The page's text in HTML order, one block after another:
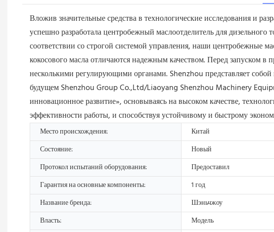
Вложив значительные средства в технологические исследования и
успешно разработала центробежный маслоотделитель для
соответствии со строгой системой управления, наши центробежные
кокосового масла отличаются надежным качеством. Перед запуском
несколькими регулирующими органами. Shenzhou представляет
будущем Shenzhou Group Co.,Ltd/Liaoyang Shenzhou Machinery
инновационное развитие», основываясь на высоком качестве,
эффективности работы, и способствуя устойчивому и быстрому
Место происхождения: Китай
Состояние:
Новый
Протокол испытаний оборудования:
Предоставил
Гарантия на основные компоненты:
1 год
Название бренда:
Шэньчжоу
Власть:
Модель